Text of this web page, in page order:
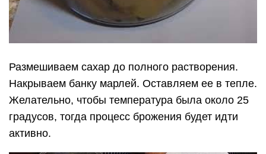
Размешиваем сахар до полного растворения.
Накрываем банку марлей. Оставляем ее в тепле.
Желательно, чтобы температура была около 25
градусов, тогда процесс брожения будет идти
активно.